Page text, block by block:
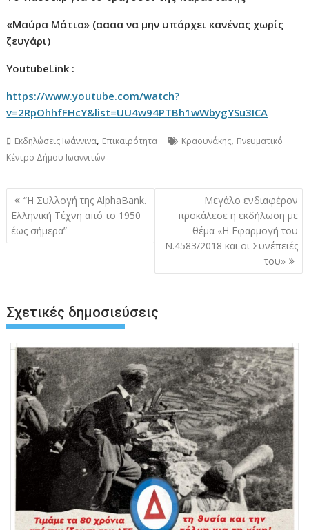
«Μαύρα Μάτια» (αααα να μην υπάρχει κανένας χωρίς
ζευγάρι)
YoutubeLink :
https://www.youtube.com/watch?
v=2RpOhhfFHcY&list=UU4w94PTBh1wWbygYSu3ICA
Εκδηλώσεις Ιωάννινα, Επικαιρότητα Κραουνάκης, Πνευματικό
Κέντρο Δήμου Ιωαννιτών
Πλοήγηση
άρθρων
“Η Συλλογή της AlphaBank.
Ελληνική Τέχνη από το 1950
έως σήμερα”
Μεγάλο ενδιαφέρον
προκάλεσε η εκδήλωση με
θέμα «Η Εφαρμογή του
Ν.4583/2018 και οι Συνέπειές
του»
Σχετικές δημοσιεύσεις